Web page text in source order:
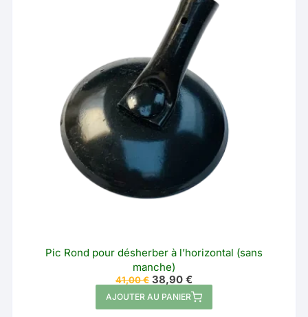
Pic Rond pour désherber à l’horizontal (sans
manche)
41,00€ Le
prix
initial
était :
38,90 €Le
prix
actuel
est :
AJOUTER AU PANIER